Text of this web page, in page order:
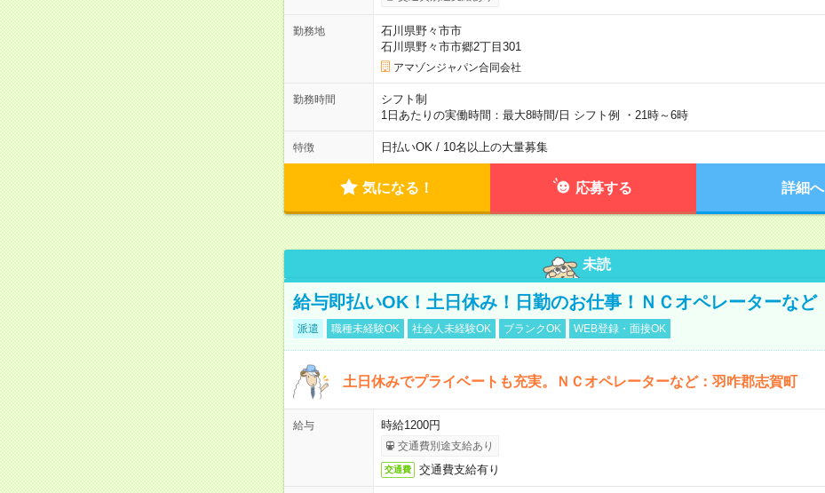
勤務地
石川県野々市市
石川県野々市市郷2丁目301
アマゾンジャパン合同会社
勤務時間
シフト制
1日あたりの実働時間：最大8時間/日 シフト例 ・21時～6時
特徴 日払いOK / 10名以上の大量募集
気になる！ 応募する 詳細へ
未読
給与即払いOK！土日休み！日勤のお仕事！ＮＣオペレーターなど
派遣 職種未経験OK 社会人未経験OK ブランクOK WEB登録・面接OK
土日休みでプライベートも充実。ＮＣオペレーターなど：羽咋郡志賀町
給与 時給1200円
交通費別途支給あり
交通費 交通費支給有り